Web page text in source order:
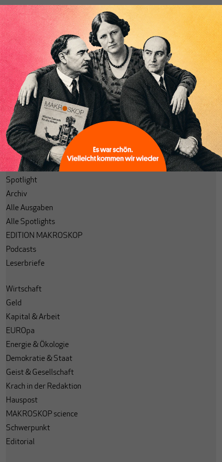
Abonnieren
Anmelden
Passwort vergessen?
Code einlösen
Lesezeichen
Aktuelle Ausgabe
Themenhefte
Spotlight
Archiv
Alle Ausgaben
Alle Spotlights
EDITION MAKROSKOP
Podcasts
Leserbriefe
Wirtschaft
Geld
Kapital & Arbeit
EUROpa
Energie & Ökologie
Demokratie & Staat
Geist & Gesellschaft
Krach in der Redaktion
Hauspost
MAKROSKOP science
Schwerpunkt
Editorial